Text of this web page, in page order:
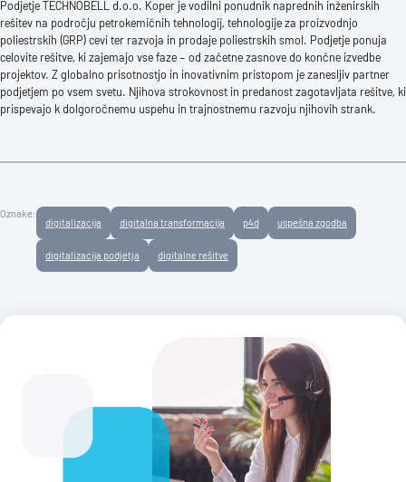
Podjetje TECHNOBELL d.o.o. Koper je vodilni ponudnik naprednih inženirskih
rešitev na področju petrokemičnih tehnologij, tehnologije za proizvodnjo
poliestrskih (GRP) cevi ter razvoja in prodaje poliestrskih smol. Podjetje ponuja
celovite rešitve, ki zajemajo vse faze – od začetne zasnove do končne izvedbe
projektov. Z globalno prisotnostjo in inovativnim pristopom je zanesljiv partner
podjetjem po vsem svetu. Njihova strokovnost in predanost zagotavljata rešitve, ki
prispevajo k dolgoročnemu uspehu in trajnostnemu razvoju njihovih strank.
Oznake:
digitalizacija digitalna transformacija p4d uspešna zgodba
digitalizacija podjetja digitalne rešitve